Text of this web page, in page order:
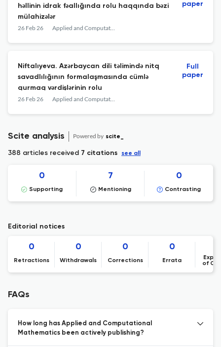
həllinin idrak fəallığında rolu haqqında bəzi
mülahizələr
26 Feb 26 Applied and Computational Mathematics
paper
Niftalıyeva. Azərbaycan dili təlimində nitq
savadlılığının formalaşmasında cümlə
qurmaq vərdişlərinin rolu
26 Feb 26 Applied and Computational Mathematics
Full
paper
Scite analysis Powered by scite_
388 articles received 7 citations see all
0
Supporting
7
Mentioning
0
Contrasting
Editorial notices
0
Retractions
0
Withdrawals
0
Corrections
0
Errata
of
FAQs
How long has Applied and Computational
Mathematics been actively publishing?